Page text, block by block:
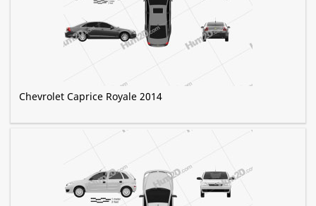
Chevrolet Caprice Royale 2014